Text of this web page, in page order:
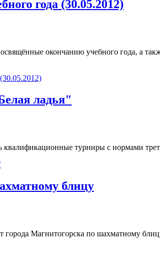
года (30.05.2012)
окончанию учебного года, а
ладья"
турниры с нормами
блицу
города Магнитогорска по шахматному